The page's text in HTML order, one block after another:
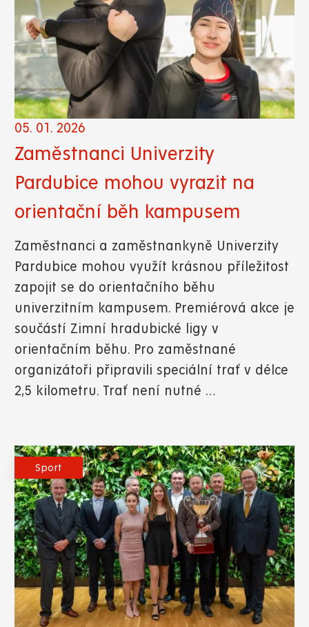
05. 01. 2026
Zaměstnanci Univerzity
Pardubice mohou vyrazit na
orientační běh kampusem
Zaměstnanci a zaměstnankyně Univerzity
Pardubice mohou využít krásnou příležitost
zapojit se do orientačního běhu
univerzitním kampusem. Premiérová akce je
součástí Zimní hradubické ligy v
orientačním běhu. Pro zaměstnané
organizátoři připravili speciální trať v délce
2,5 kilometru. Trať není nutné …
Sport